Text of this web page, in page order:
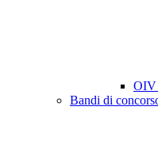
OIV
Bandi di